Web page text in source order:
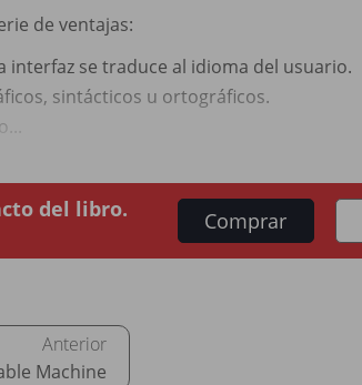
de ventajas:
interfaz se traduce al idioma del usuario.
sintácticos u ortográficos.
del libro.
Comprar
Machine